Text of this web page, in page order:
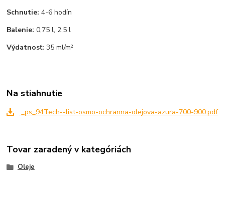
Schnutie:4-6 hodín
Balenie:0,75 l, 2,5 l
Výdatnosť:35 ml/m²
Na stiahnutie
_ps_94Tech--list-osmo-ochranna-olejova-azura-700-900.pdf
Tovar zaradený v kategóriách
Oleje